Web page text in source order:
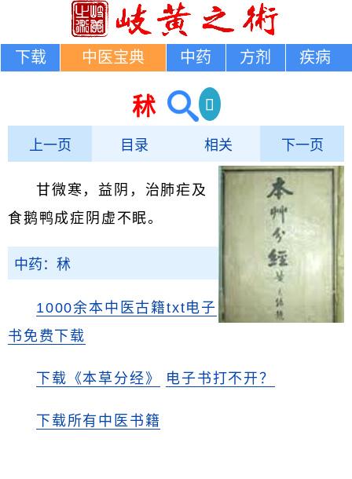
下载 中医宝典 中药 方剂 疾病
秫
上一页 目录 相关 下一页
甘微寒，益阴，治肺疟及
食鹅鸭成症阴虚不眠。
中药：秫
1000余本中医古籍txt电子
书免费下载
下载《本草分经》 电子书打不开？
下载所有中医书籍